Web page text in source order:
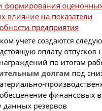
формирования
влияние на показатели
предприятия
учете создаются
оплату отпусков
по итогам
долгам под
финансовых
данных резервов